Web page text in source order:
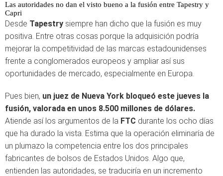
Las autoridades no dan el visto bueno a la fusión entre Tapestry y
Capri
Desde Tapestry siempre han dicho que la fusión es muy
positiva. Entre otras cosas porque la adquisición podría
mejorar la competitividad de las marcas estadounidenses
frente a conglomerados europeos y ampliar así sus
oportunidades de mercado, especialmente en Europa.
Pues bien, un juez de Nueva York bloqueó este jueves la
fusión, valorada en unos 8.500 millones de dólares.
Atiende así los argumentos de la FTC durante los ocho días
que ha durado la vista. Estima que la operación eliminaría de
un plumazo la competencia entre los dos principales
fabricantes de bolsos de Estados Unidos. Algo que,
entienden las autoridades, se traduciría en un incremento